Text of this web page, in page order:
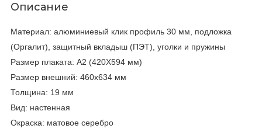
Описание
Материал: алюминиевый клик профиль 30 мм, подложка
(Оргалит), защитный вкладыш (ПЭТ), уголки и пружины
Размер плаката: А2 (420Х594 мм)
Размер внешний: 460х634 мм
Толщина: 19 мм
Вид: настенная
Окраска: матовое серебро